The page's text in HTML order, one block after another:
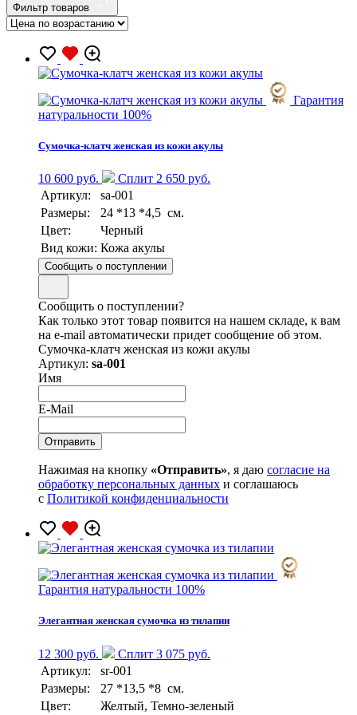
Фильтр товаров
Гарантия
натуральности 100%
Сумочка-клатч женская из кожи акулы
10 600 руб.
Сплит 2 650 руб.
Артикул:
sa-001
Размеры:
24 *13 *4,5 см.
Цвет:
Черный
Вид кожи: Кожа акулы
Сообщить о поступлении
Сообщить о поступлении?
Как только этот товар появится на нашем складе, к вам
на e-mail автоматически придет сообщение об этом.
Сумочка-клатч женская из кожи акулы
Артикул: sa-001
Имя
E-Mail
Нажимая на кнопку «Отправить», я даю согласие на
обработку персональных данных и соглашаюсь
с Политикой конфиденциальности
Гарантия натуральности 100%
Элегантная женская сумочка из тилапии
12 300 руб.
Сплит 3 075 руб.
Артикул:
sr-001
Размеры:
27 *13,5 *8 см.
Цвет:
Желтый, Темно-зеленый